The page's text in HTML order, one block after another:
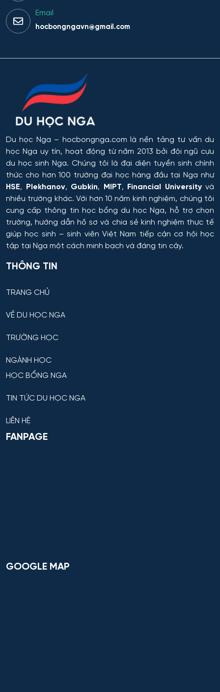
Email
hocbongngavn@gmail.com
Du học Nga – hocbongnga.com là nền tảng tư vấn du
học Nga uy tín, hoạt động từ năm 2013 bởi đội ngũ cựu
du học sinh Nga. Chúng tôi là đại diện tuyển sinh chính
thức cho hơn 100 trường đại học hàng đầu tại Nga như
HSE, Plekhanov, Gubkin, MIPT, Financial Universityvà
nhiều trường khác. Với hơn 10 năm kinh nghiệm, chúng tôi
cung cấp thông tin học bổng du học Nga, hỗ trợ chọn
trường, hướng dẫn hồ sơ và chia sẻ kinh nghiệm thực tế
giúp học sinh – sinh viên Việt Nam tiếp cận cơ hội học
tập tại Nga một cách minh bạch và đáng tin cậy.
THÔNG TIN
TRANG CHỦ
VỀ DU HỌC NGA
TRƯỜNG HỌC
NGÀNH HỌC
HỌC BỔNG NGA
TIN TỨC DU HỌC NGA
LIÊN HỆ
FANPAGE
GOOGLE MAP